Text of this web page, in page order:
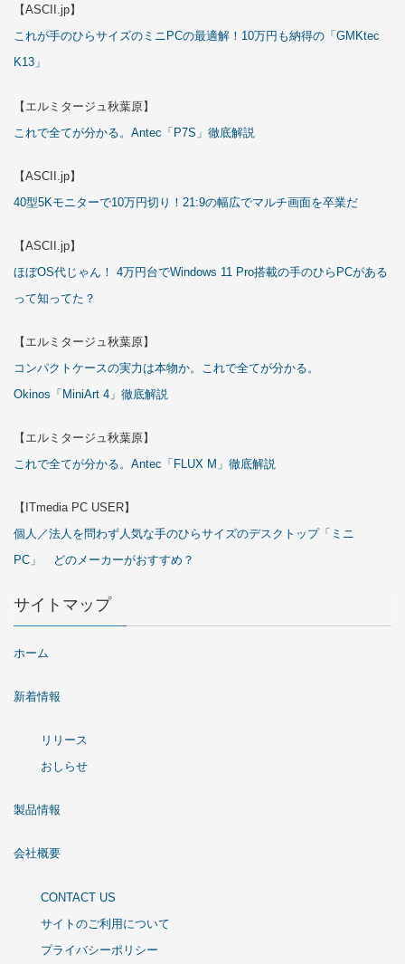
【ASCII.jp】
これが手のひらサイズのミニPCの最適解！10万円も納得の「GMKtec
K13」
【エルミタージュ秋葉原】
これで全てが分かる。Antec「P7S」徹底解説
【ASCII.jp】
40型5Kモニターで10万円切り！21:9の幅広でマルチ画面を卒業だ
【ASCII.jp】
ほぼOS代じゃん！ 4万円台でWindows 11 Pro搭載の手のひらPCがある
って知ってた？
【エルミタージュ秋葉原】
コンパクトケースの実力は本物か。これで全てが分かる。
Okinos「MiniArt 4」徹底解説
【エルミタージュ秋葉原】
これで全てが分かる。Antec「FLUX M」徹底解説
【ITmedia PC USER】
個人／法人を問わず人気な手のひらサイズのデスクトップ「ミニ
PC」 どのメーカーがおすすめ？
サイトマップ
ホーム
新着情報
リリース
おしらせ
製品情報
会社概要
CONTACT US
サイトのご利用について
プライバシーポリシー